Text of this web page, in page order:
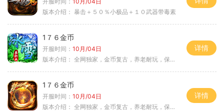
版本介绍： 暴击＋５０％小极品＋１０武器带毒素
1７６金币
开服时间： 10月/04日
版本介绍： 全网独家，金币复古，养老耐玩，保底回収
详情
1７６金币
开服时间： 10月/04日
版本介绍： 全网独家，金币复古，养老耐玩，保底回収
详情